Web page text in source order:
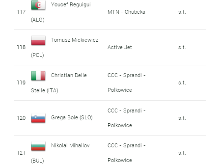
117
Youcef Reguigui
(ALG)
MTN - Qhubeka s.t.
118
Tomasz Mickiewicz
(POL)
Active Jet s.t.
119
Christian Delle
Stelle (ITA)
CCC - Sprandi -
Polkowice
s.t.
120 Grega Bole (SLO)
CCC - Sprandi -
Polkowice
s.t.
121
Nikolai Mihailov
(BUL)
CCC - Sprandi -
Polkowice
s.t.